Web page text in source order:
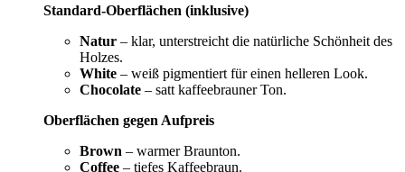
Standard-Oberflächen (inklusive)
Natur – klar, unterstreicht die natürliche Schönheit des
Holzes.
White – weiß pigmentiert für einen helleren Look.
Chocolate – satt kaffeebrauner Ton.
Oberflächen gegen Aufpreis
Brown – warmer Braunton.
Coffee – tiefes Kaffeebraun.